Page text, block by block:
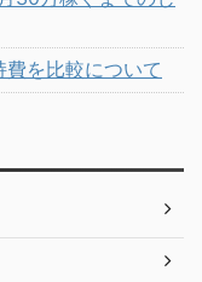
を比較について